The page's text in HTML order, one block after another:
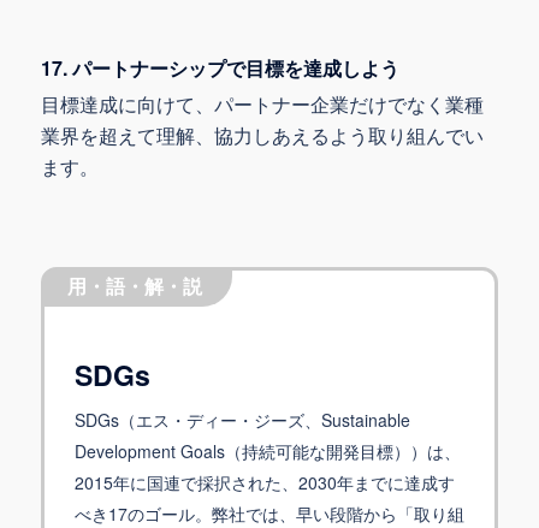
17. パートナーシップで目標を達成しよう
目標達成に向けて、パートナー企業だけでなく業種
業界を超えて理解、協力しあえるよう取り組んでい
ます。
用・語・解・説
SDGs
SDGs（エス・ディー・ジーズ、Sustainable
Development Goals（持続可能な開発目標））は、
2015年に国連で採択された、2030年までに達成す
べき17のゴール。弊社では、早い段階から「取り組